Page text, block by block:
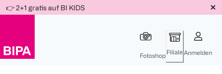
Für
Für
Für
Weiter
zum
👉 2+1 gratis auf BI KIDS
Fotoshop Filiale Anmelden